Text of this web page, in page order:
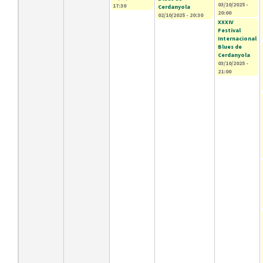
17:30
Cerdanyola
02/10/2025 - 20:30
03/10/2025 -
20:00
XXXIV
Festival
Internacional
Blues de
Cerdanyola
03/10/2025 -
21:00